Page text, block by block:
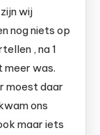
wij
nog niets op
, na 1
meer was.
moest daar
ons
maar iets